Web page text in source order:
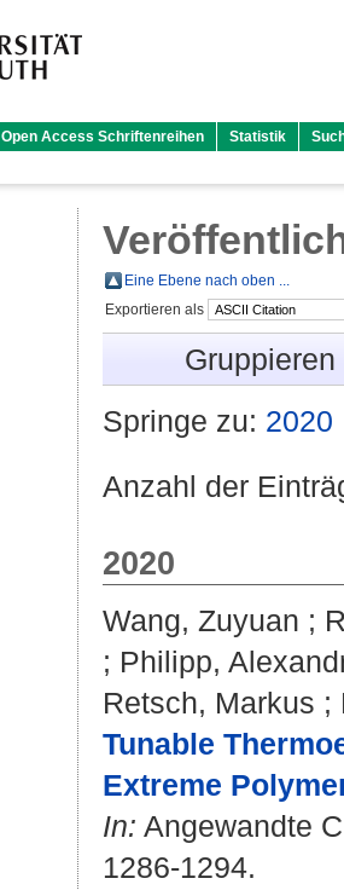
Open Access Schriftenreihen Statistik
Eine Ebene nach oben ...
Exportieren als
Springe zu: 2020
Anzahl der
2020
Wang, Zuyuan ;
; Philipp,
Retsch, Markus ;
Tunable
Extreme
In: Angewandte
1286-1294.